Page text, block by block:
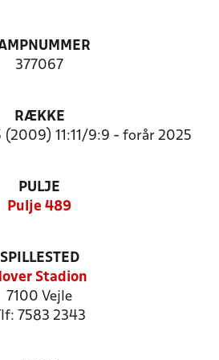
377067
RÆKKE
(2009) 11:11/9:9 - forår 2025
PULJE
Pulje 489
SPILLESTED
Stadion
7100 Vejle
Tlf: 7583 2343